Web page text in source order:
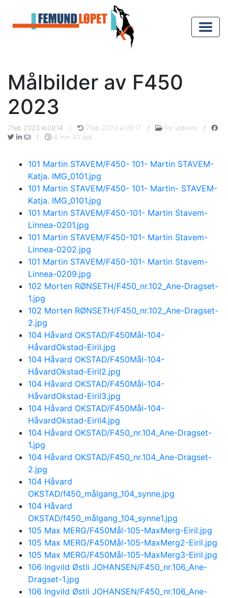
Målbilder av F450
2023
7.feb 2023 kl.09:14 / 7.feb 2023 kl.09:17 / For utøvere
/
/
4 min 40 sek
101 Martin STAVEM/F450- 101- Martin STAVEM-
Katja. IMG_0101.jpg
101 Martin STAVEM/F450- 101- Martin- STAVEM-
Katja. IMG_0101.jpg
101 Martin STAVEM/F450-101- Martin Stavem-
Linnea-0201.jpg
101 Martin STAVEM/F450-101- Martin Stavem-
Linnea-0202.jpg
101 Martin STAVEM/F450-101- Martin Stavem-
Linnea-0209.jpg
102 Morten RØNSETH/F450_nr.102_Ane-Dragset-
1.jpg
102 Morten RØNSETH/F450_nr.102_Ane-Dragset-
2.jpg
104 Håvard OKSTAD/F450Mål-104-
HåvardOkstad-Eiril.jpg
104 Håvard OKSTAD/F450Mål-104-
HåvardOkstad-Eiril2.jpg
104 Håvard OKSTAD/F450Mål-104-
HåvardOkstad-Eiril3.jpg
104 Håvard OKSTAD/F450Mål-104-
HåvardOkstad-Eiril4.jpg
104 Håvard OKSTAD/F450_nr.104_Ane-Dragset-
1.jpg
104 Håvard OKSTAD/F450_nr.104_Ane-Dragset-
2.jpg
104 Håvard
OKSTAD/f450_målgang_104_synne.jpg
104 Håvard
OKSTAD/f450_målgang_104_synne1.jpg
105 Max MERG/F450Mål-105-MaxMerg-Eiril.jpg
105 Max MERG/F450Mål-105-MaxMerg2-Eiril.jpg
105 Max MERG/F450Mål-105-MaxMerg3-Eiril.jpg
106 Ingvild Østli JOHANSEN/F450_nr.106_Ane-
Dragset-1.jpg
106 Ingvild Østli JOHANSEN/F450_nr.106_Ane-